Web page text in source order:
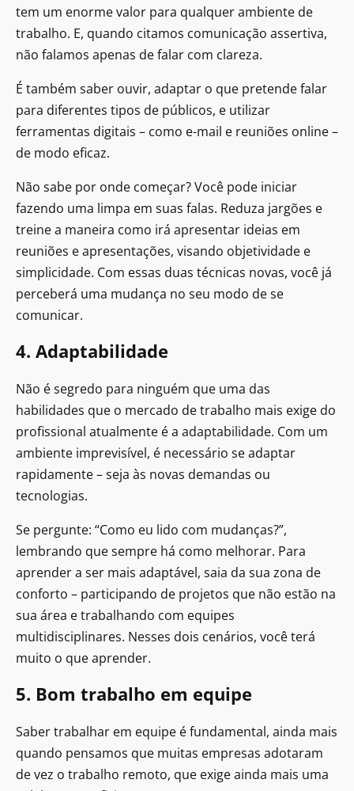
tem um enorme valor para qualquer ambiente de
trabalho. E, quando citamos comunicação assertiva,
não falamos apenas de falar com clareza.
É também saber ouvir, adaptar o que pretende falar
para diferentes tipos de públicos, e utilizar
ferramentas digitais – como e-mail e reuniões online –
de modo eficaz.
Não sabe por onde começar? Você pode iniciar
fazendo uma limpa em suas falas. Reduza jargões e
treine a maneira como irá apresentar ideias em
reuniões e apresentações, visando objetividade e
simplicidade. Com essas duas técnicas novas, você já
perceberá uma mudança no seu modo de se
comunicar.
4. Adaptabilidade
Não é segredo para ninguém que uma das
habilidades que o mercado de trabalho mais exige do
profissional atualmente é a adaptabilidade. Com um
ambiente imprevisível, é necessário se adaptar
rapidamente – seja às novas demandas ou
tecnologias.
Se pergunte: “Como eu lido com mudanças?”,
lembrando que sempre há como melhorar. Para
aprender a ser mais adaptável, saia da sua zona de
conforto – participando de projetos que não estão na
sua área e trabalhando com equipes
multidisciplinares. Nesses dois cenários, você terá
muito o que aprender.
5. Bom trabalho em equipe
Saber trabalhar em equipe é fundamental, ainda mais
quando pensamos que muitas empresas adotaram
de vez o trabalho remoto, que exige ainda mais uma